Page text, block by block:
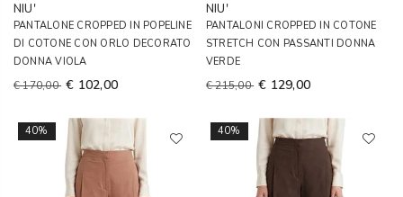
NIU'
PANTALONE CROPPED IN POPELINE
DI COTONE CON ORLO DECORATO
DONNA VIOLA
€ 170,00 € 102,00
NIU'
PANTALONI CROPPED IN COTONE
STRETCH CON PASSANTI DONNA
VERDE
€ 215,00 € 129,00
40% 40%